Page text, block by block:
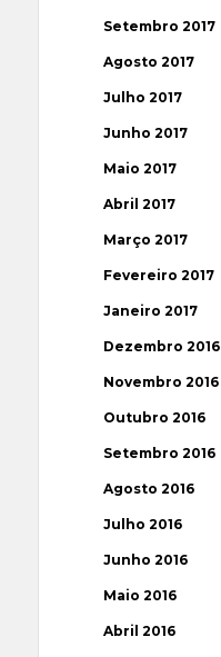
Setembro 2017
Agosto 2017
Julho 2017
Junho 2017
Maio 2017
Abril 2017
Março 2017
Fevereiro 2017
Janeiro 2017
Dezembro 2016
Novembro 2016
Outubro 2016
Setembro 2016
Agosto 2016
Julho 2016
Junho 2016
Maio 2016
Abril 2016